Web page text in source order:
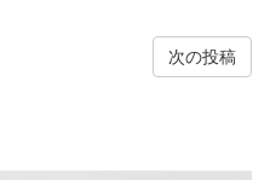
次の投稿